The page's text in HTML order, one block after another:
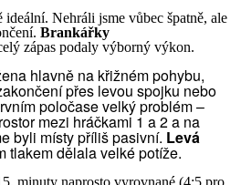
Nehráli jsme vůbec špatně, ale
Brankářky
zápas podaly výborný výkon.
hlavně na křižném pohybu,
přes levou spojku nebo
poločase velký problém –
mezi hráčkami 1 a 2 a na
byli místy příliš pasivní. Levá
tlakem dělala velké potíže.
minuty naprosto vyrovnané (4:5 pro